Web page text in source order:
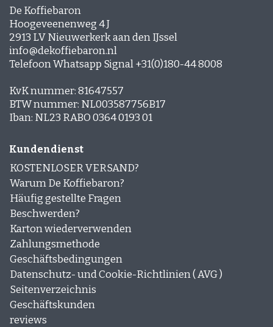
De Koffiebaron
Hoogeveenenweg 4 J
2913 LV Nieuwerkerk aan den IJssel
info@dekoffiebaron.nl
Telefoon Whatsapp Signal +31(0)180-44 8008
KvK nummer: 81647557
BTW nummer: NL003587756B17
Iban: NL23 RABO 0364 0193 01
Kundendienst
KOSTENLOSER VERSAND?
Warum De Koffiebaron?
Häufig gestellte Fragen
Beschwerden?
Karton wiederverwenden
Zahlungsmethode
Geschäftsbedingungen
Datenschutz- und Cookie-Richtlinien ( AVG )
Seitenverzeichnis
Geschäftskunden
reviews